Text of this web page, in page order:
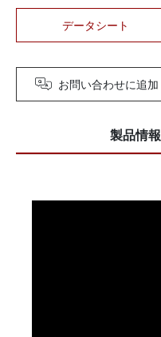
データシート
お問い合わせに追加
製品情報